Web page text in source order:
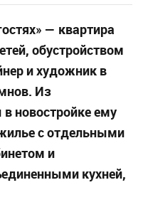
— квартира
обустройством
и художник в
Из
новостройке ему
с отдельными
и
кухней,